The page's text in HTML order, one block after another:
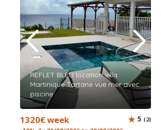
REFLET BLEU location villa
Martinique Tartane vue mer avec
piscine
1320€ week 5 (2)